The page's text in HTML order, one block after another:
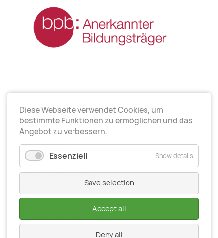
Arbeitsrichtungen
Politische Bildung
Elternarbeit
Kinder- und Jugendarbeit
Organisationsentwiсklung
Diese Webseite verwendet Cookies, um
bestimmte Funktionen zu ermöglichen und das
Angebot zu verbessern.
Essenziell Show details
Save selection
Accept all
Deny all